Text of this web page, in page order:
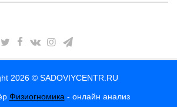
2026 © SADOVIYCENTR.RU
Физиогномика - онлайн анализ